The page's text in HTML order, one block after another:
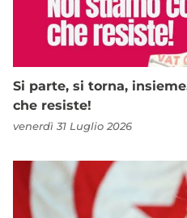
Si parte, si torna,
che resiste!
venerdì 31 Luglio 2026